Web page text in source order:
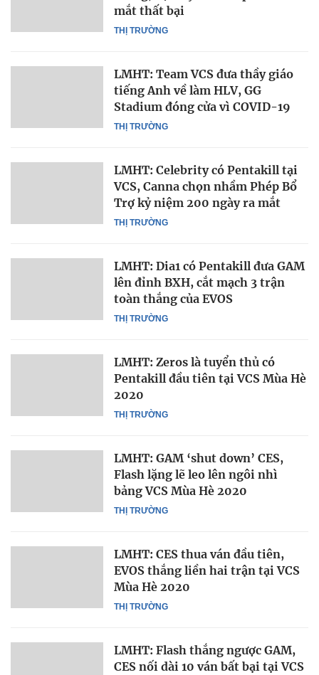
THỊ TRƯỜNG
mắt thất bại
THỊ TRƯỜNG
LMHT: Team VCS đưa thầy giáo
tiếng Anh về làm HLV, GG
Stadium đóng cửa vì COVID-19
THỊ TRƯỜNG
LMHT: Celebrity có Pentakill tại
VCS, Canna chọn nhầm Phép Bổ
Trợ kỷ niệm 200 ngày ra mắt
THỊ TRƯỜNG
LMHT: Dia1 có Pentakill đưa GAM
lên đỉnh BXH, cắt mạch 3 trận
toàn thắng của EVOS
THỊ TRƯỜNG
LMHT: Zeros là tuyển thủ có
Pentakill đầu tiên tại VCS Mùa Hè
2020
THỊ TRƯỜNG
LMHT: GAM ‘shut down’ CES,
Flash lặng lẽ leo lên ngôi nhì
bảng VCS Mùa Hè 2020
THỊ TRƯỜNG
LMHT: CES thua ván đầu tiên,
EVOS thắng liền hai trận tại VCS
Mùa Hè 2020
LMHT: Flash thắng ngược GAM,
CES nối dài 10 ván bất bại tại VCS